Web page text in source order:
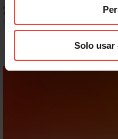
Solo usar